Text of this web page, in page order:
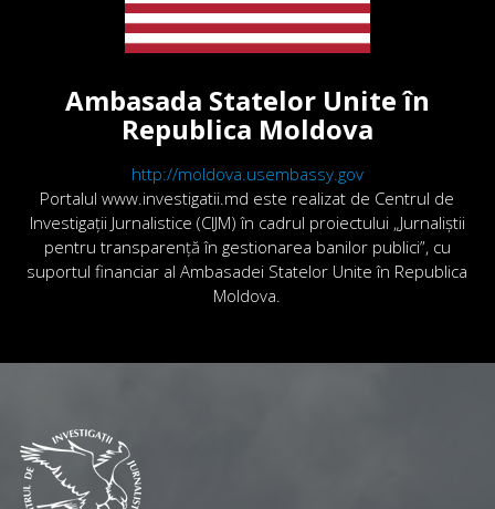
Ambasada Statelor Unite în
Republica Moldova
http://moldova.usembassy.gov
Portalul www.investigatii.md este realizat de Centrul de
Investigații Jurnalistice (CIJM) în cadrul proiectului „Jurnaliștii
pentru transparență în gestionarea banilor publici”, cu
suportul financiar al Ambasadei Statelor Unite în Republica
Moldova.